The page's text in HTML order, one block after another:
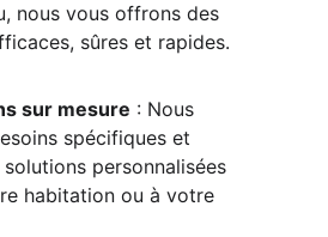
nous vous offrons des
sûres et rapides.
sur mesure : Nous
spécifiques et
personnalisées
habitation ou à votre